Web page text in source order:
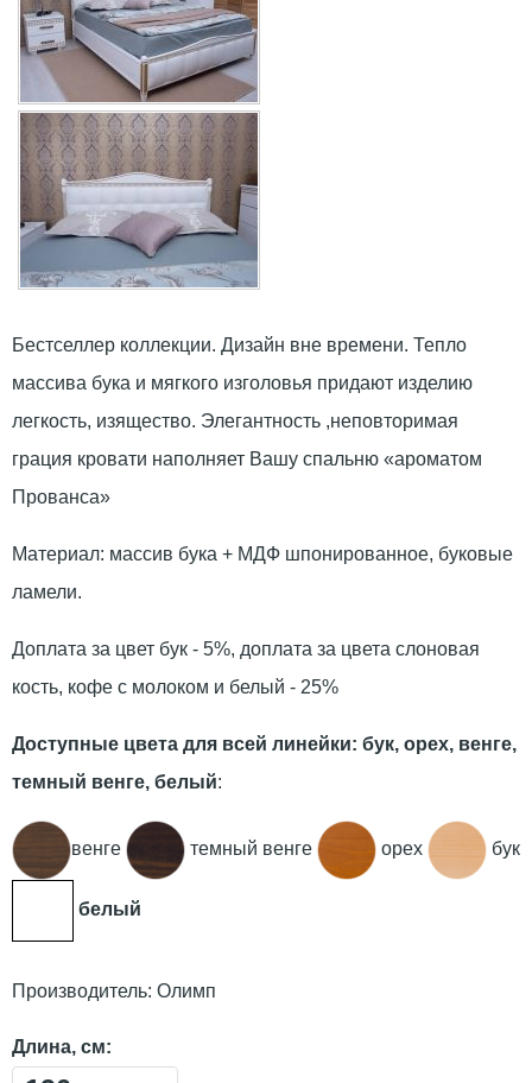
Бестселлер коллекции. Дизайн вне времени. Тепло
массива бука и мягкого изголовья придают изделию
легкость, изящество. Элегантность ,неповторимая
грация кровати наполняет Вашу спальню «ароматом
Прованса»
Материал: массив бука + МДФ шпонированное, буковые
ламели.
Доплата за цвет бук - 5%, доплата за цвета слоновая
кость, кофе с молоком и белый - 25%
Доступные цвета для всей линейки: бук, орех, венге,
темный венге, белый:
венге темный венге орех бук
белый
Производитель: Олимп
Длина, см: